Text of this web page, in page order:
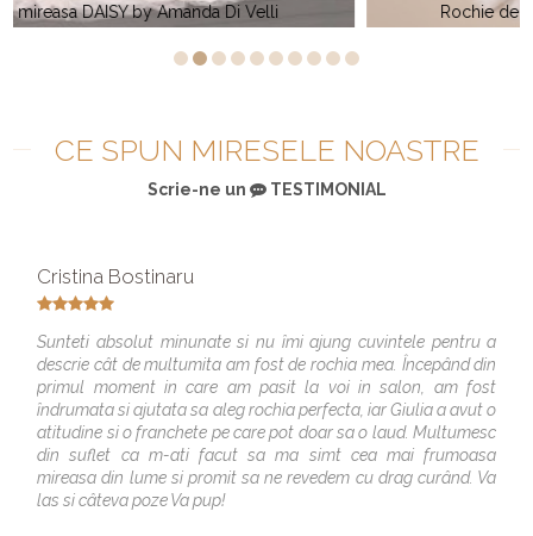
Rochie de mireasa dantela Elite Bridal BR 792
CE SPUN MIRESELE NOASTRE
Scrie-ne un TESTIMONIAL
Cristina Bostinaru
Sunteti absolut minunate si nu îmi ajung cuvintele pentru a
descrie cât de multumita am fost de rochia mea. Începând din
primul moment in care am pasit la voi in salon, am fost
îndrumata si ajutata sa aleg rochia perfecta, iar Giulia a avut o
atitudine si o franchete pe care pot doar sa o laud. Multumesc
din suflet ca m-ati facut sa ma simt cea mai frumoasa
mireasa din lume si promit sa ne revedem cu drag curând. Va
las si câteva poze Va pup!